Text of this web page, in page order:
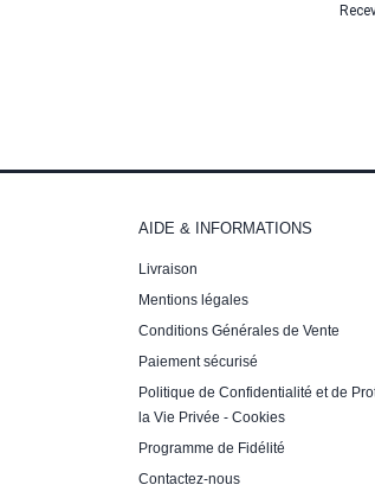
AIDE & INFORMATIONS
Livraison
Mentions légales
Conditions Générales de Vente
Paiement sécurisé
Politique de Confidentialité et de
la Vie Privée - Cookies
Programme de Fidélité
Contactez-nous